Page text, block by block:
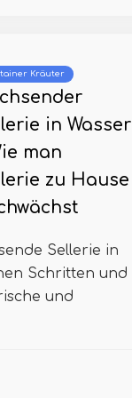
Kräuter
in Wasser
man
zu Hause
Sellerie in
Schritten und
und